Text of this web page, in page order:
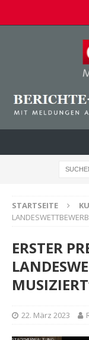
STARTSEITE
ERSTER
22. März 2023